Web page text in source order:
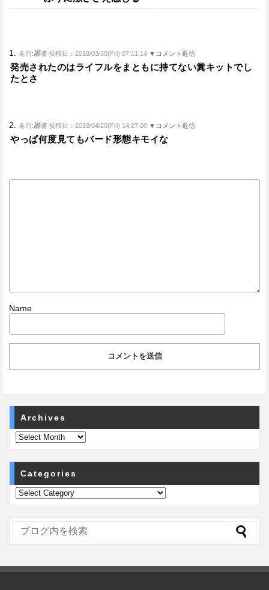
1. 名前:匿名 投稿日：2018/03/30(Fri) 07:11:14 ▼コメント返信
発売されたのはライフルをまともに持てない糞キットでし
たとさ
2. 名前:匿名 投稿日：2018/04/20(Fri) 14:27:00 ▼コメント返信
やっぱ何度見てもバード形態キモイな
Name
Archives
Categories